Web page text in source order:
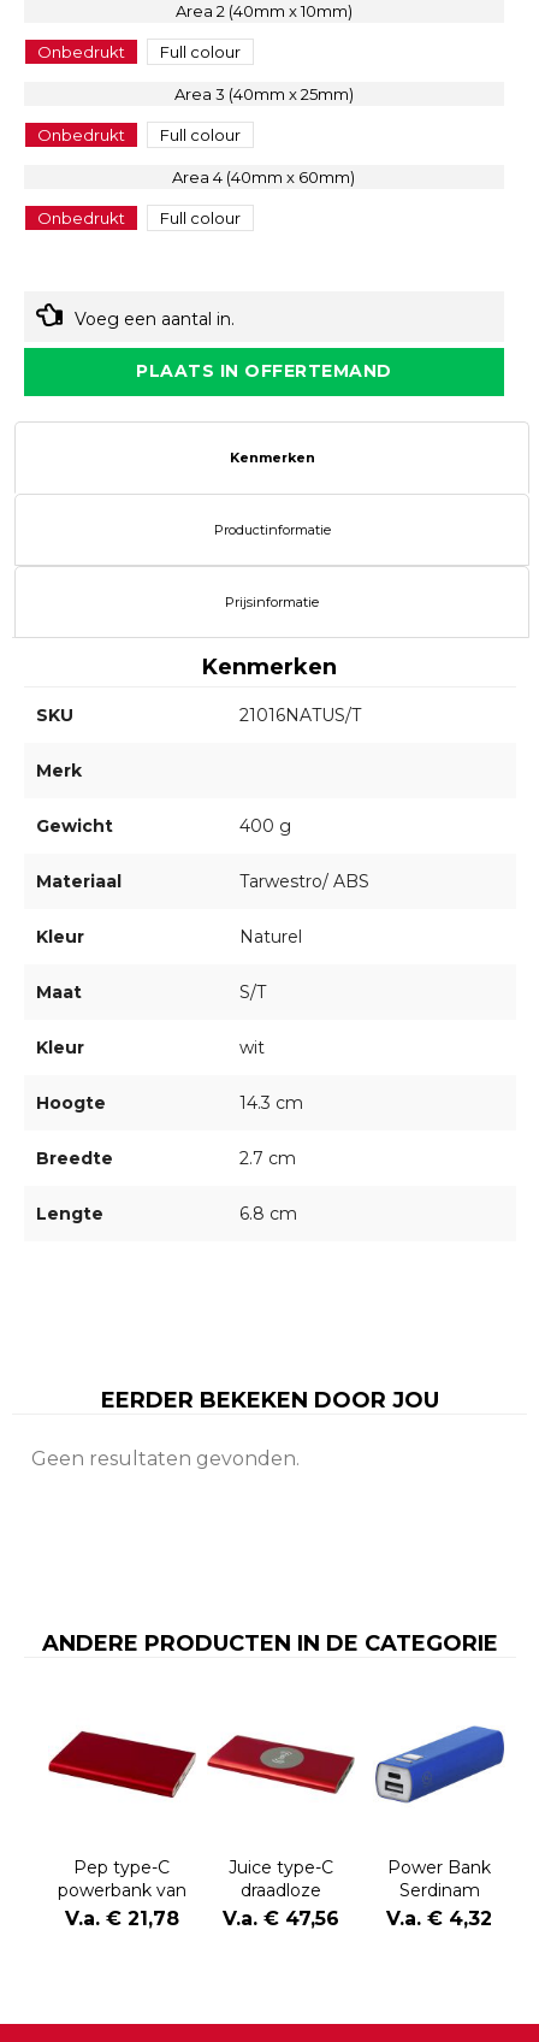
Area 2 (40mm x 10mm)
Onbedrukt Full colour
Area 3 (40mm x 25mm)
Onbedrukt Full colour
Area 4 (40mm x 60mm)
Onbedrukt Full colour
Voeg een aantal in.
PLAATS IN OFFERTEMAND
Kenmerken
Productinformatie
Prijsinformatie
Kenmerken
SKU 21016NATUS/T
Merk
Gewicht 400 g
Materiaal Tarwestro/ ABS
Kleur Naturel
Maat S/T
Kleur wit
Hoogte 14.3 cm
Breedte 2.7 cm
Lengte 6.8 cm
EERDER BEKEKEN DOOR JOU
Geen resultaten gevonden.
ANDERE PRODUCTEN IN DE CATEGORIE
Pep type-C
powerbank van
4000 mAh van
gerecycled
V.a. € 21,78
Juice type-C
draadloze
powerbank van
8000 mAh van
V.a. € 47,56
Power Bank
Serdinam
V.a. € 4,32